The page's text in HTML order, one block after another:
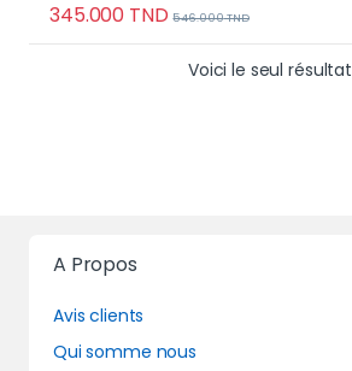
345.000 TND 546.000TND
Voici le seul résultat
A Propos
Avis clients
Qui somme nous